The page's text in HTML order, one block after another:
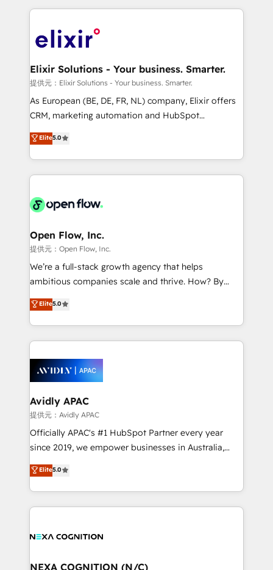
HIPAA-aware; CASL-compliant; GDPR-ready
implementations where required 💡 Why 500+
built to scale.
applications of our solutions; Technical HubSpot
Design, Migrations + Integrations. Mole Street’s
greatness, which is achieved through creating
absolute clarity, derived from a well-defined
strategy, executed well, and reported on with clear
results. The culture is driven by core values; Joy, Grit,
Mindedness, and Clarity. We are driven to win for the
collective good of the company and its clientele, and
things are happening.
Elixir Solutions - Your business. Smarter.
提供元：Elixir Solutions - Your business. Smarter.
As European (BE, DE, FR, NL) company, Elixir offers
CRM, marketing automation and HubSpot
integration products and services to mid-market
and enterprise customers. We ensure that your sales,
service and marketing department operates in the
most effective way, while at the same time
integrated buyers journey. Elixir is located in
and Amsterdam. Elixir is a first mover and leader
when it comes to HubSpot sales and service
implementations, highly renowned for our business
acumen, process (re-)design experience and a
integrate HubSpot with complex solutions like SAP,
MicroSoft, custom solutions,... Our company also has
Retail execution, CPQ, customer portals and
HubSpot CMS developments. And we're champions
Elite5.0
Open Flow, Inc.
提供元：Open Flow, Inc.
We’re a full-stack growth agency that helps
ambitious companies scale and thrive. How? By
upgrading and streamlining every single revenue-
generating aspect of your business. We’re proud
HubSpot Elite Solutions Partners and devout CRM
nerds who can harness HubSpot’s custom digital
experience. Working hand-in-hand with your team,
we’ll assemble a RevOps machine that drives more
traffic, generates better leads and crushes your
revenue goals. We've worked with thousands of
HubSpot customers and we'd love to work with you
too! Clients come to us for: Advanced CRM solutions
HubSpot Data System Migrations between systems
to HubSpot New lead generation strategies Time-
Elite5.0
Avidly APAC
提供元：Avidly APAC
Officially APAC's #1 HubSpot Partner every year
since 2019, we empower businesses in Australia,
New Zealand, and globally to realise their full
potential through enterprise HubSpot CRM
implementation. And we deliver best practice across
the whole HubSpot platform, covering marketing,
all businesses, from start-up to Enterprise, and have
the world. Our human approach to digital
Elite5.0
NEXA COGNITION (N/C)